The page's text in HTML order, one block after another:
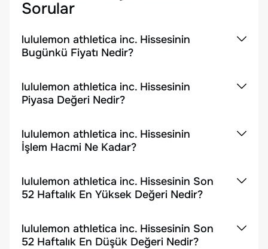
Sorular
lululemon athletica inc. Hissesinin
Bugünkü Fiyatı Nedir?
lululemon athletica inc. Hissesinin
Piyasa Değeri Nedir?
lululemon athletica inc. Hissesinin
İşlem Hacmi Ne Kadar?
lululemon athletica inc. Hissesinin Son
52 Haftalık En Yüksek Değeri Nedir?
lululemon athletica inc. Hissesinin Son
52 Haftalık En Düşük Değeri Nedir?